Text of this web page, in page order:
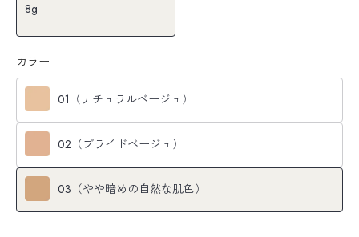
8g
カラー
01（ナチュラルベージュ）
02（ブライドベージュ）
03（やや暗めの自然な肌色）